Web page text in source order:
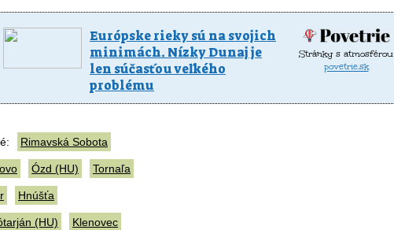
Európske rieky sú na svojich
minimách. Nízky Dunaj je
len súčasťou veľkého
problému
Stránky s atmosférou
povetrie.sk
Rimavská Sobota
Ózd (HU) Tornaľa
Hnúšťa
(HU) Klenovec